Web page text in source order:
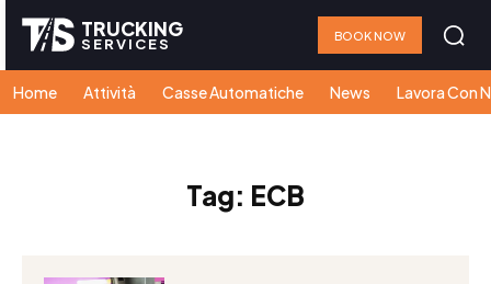
TRUCKING
SERVICES BOOK NOW
Home Attività Casse Automatiche News Lavora Con
Tag: ECB